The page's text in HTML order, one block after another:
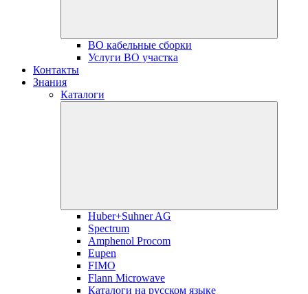
ВО кабельные сборки
Услуги ВО участка
Контакты
Знания
Каталоги
Huber+Suhner AG
Spectrum
Amphenol Procom
Eupen
FIMO
Flann Microwave
Каталоги на русском языке